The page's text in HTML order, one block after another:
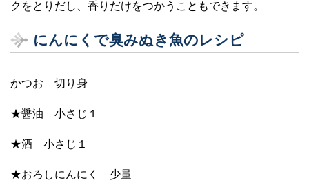
クをとりだし、香りだけをつかうこともできます。
にんにくで臭みぬき魚のレシピ
かつお 切り身
★醤油 小さじ１
★酒 小さじ１
★おろしにんにく 少量